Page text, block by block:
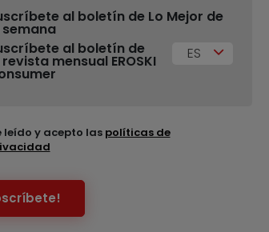
al boletín de Lo Mejor de
semana
al boletín de
mensual EROSKI ES
leído y acepto las políticas de